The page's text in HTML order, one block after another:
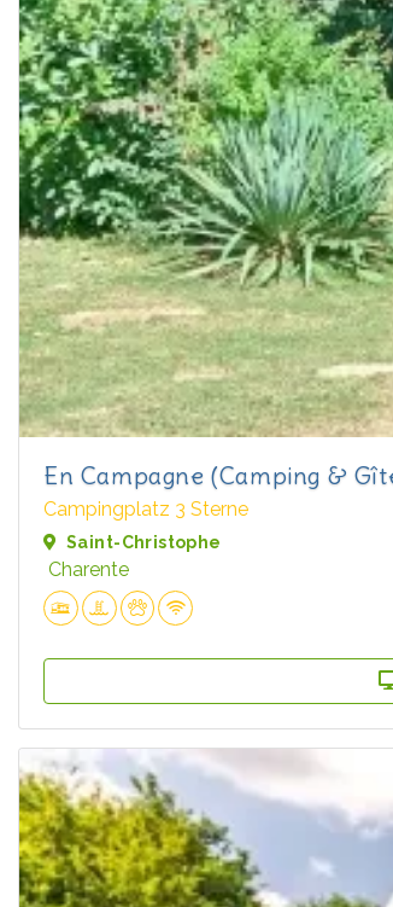
En Campagne (Camping &
Campingplatz 3 Sterne
Saint-Christophe
Charente